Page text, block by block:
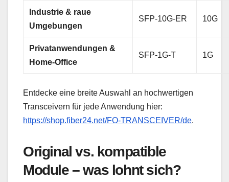
Industrie & raue
Umgebungen
SFP-10G-ER 10G
Privatanwendungen &
Home-Office
SFP-1G-T 1G
Entdecke eine breite Auswahl an hochwertigen
Transceivern für jede Anwendung hier:
https://shop.fiber24.net/FO-TRANSCEIVER/de.
Original vs. kompatible
Module – was lohnt sich?